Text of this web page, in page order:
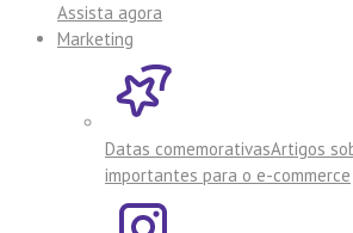
Assista agora
Marketing
Datas comemorativasArtigos
importantes para o e-commerce